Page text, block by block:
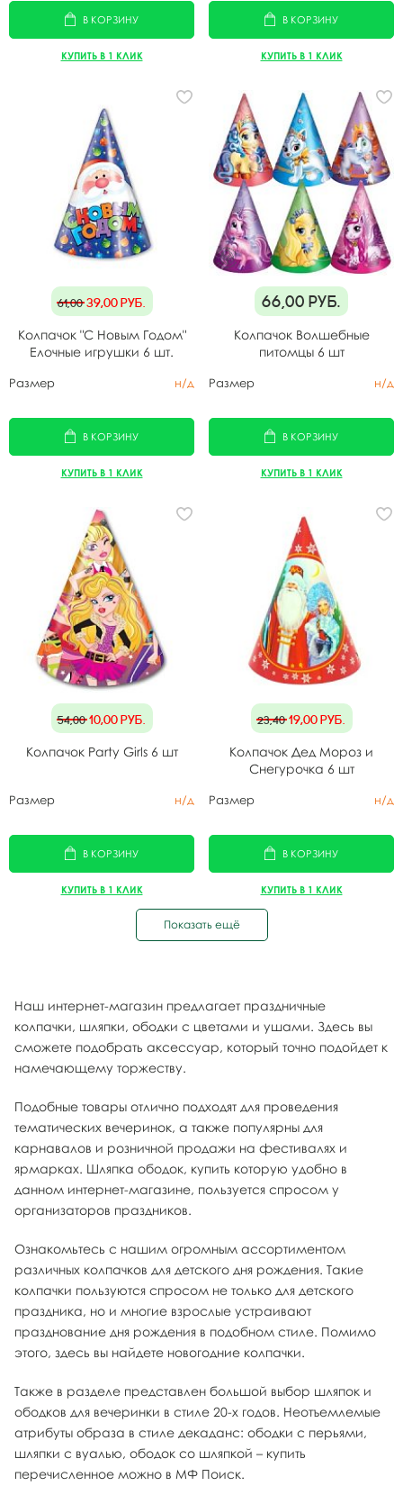
В КОРЗИНУ
КУПИТЬ В 1 КЛИК
В КОРЗИНУ
КУПИТЬ В 1 КЛИК
61,0039,00руб.
Колпачок "С Новым Годом"
Елочные игрушки 6 шт.
Размер н/д
В КОРЗИНУ
КУПИТЬ В 1 КЛИК
66,00 руб.
Колпачок Волшебные
питомцы 6 шт
Размер н/д
В КОРЗИНУ
КУПИТЬ В 1 КЛИК
54,0010,00руб.
Колпачок Party Girls 6 шт
Размер н/д
В КОРЗИНУ
КУПИТЬ В 1 КЛИК
23,4019,00руб.
Колпачок Дед Мороз и
Снегурочка 6 шт
Размер н/д
В КОРЗИНУ
КУПИТЬ В 1 КЛИК
Показать ещё
Наш интернет-магазин предлагает праздничные
колпачки, шляпки, ободки с цветами и ушами. Здесь вы
сможете подобрать аксессуар, который точно подойдет к
намечающему торжеству.
Подобные товары отлично подходят для проведения
тематических вечеринок, а также популярны для
карнавалов и розничной продажи на фестивалях и
ярмарках. Шляпка ободок, купить которую удобно в
данном интернет-магазине, пользуется спросом у
организаторов праздников.
Ознакомьтесь с нашим огромным ассортиментом
различных колпачков для детского дня рождения. Такие
колпачки пользуются спросом не только для детского
праздника, но и многие взрослые устраивают
празднование дня рождения в подобном стиле. Помимо
этого, здесь вы найдете новогодние колпачки.
Также в разделе представлен большой выбор шляпок и
ободков для вечеринки в стиле 20-х годов. Неотъемлемые
атрибуты образа в стиле декаданс: ободки с перьями,
шляпки с вуалью, ободок со шляпкой – купить
перечисленное можно в МФ Поиск.